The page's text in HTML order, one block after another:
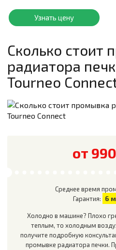
Узнать цену
Сколько стоит
радиатора
Tourneo
от
Среднее время
Гарантия: 6
Холодно в машине? Плохо
теплым, то холодным
получите подробную
промывке радиатора печки.